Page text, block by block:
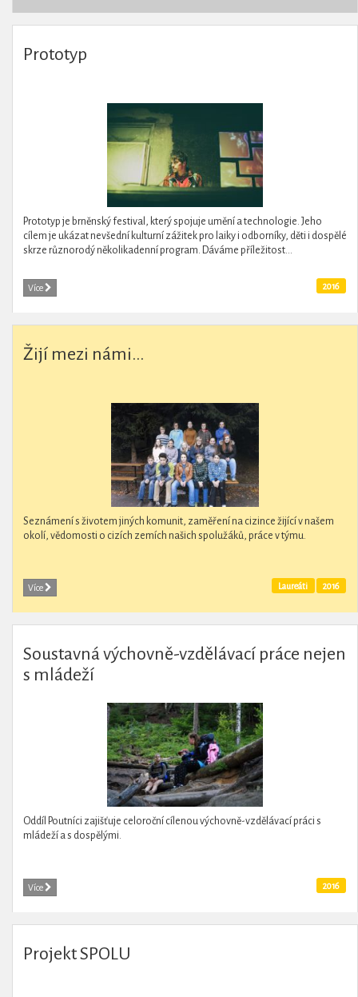
Prototyp
Prototyp je brněnský festival, který spojuje umění a technologie. Jeho
cílem je ukázat nevšední kulturní zážitek pro laiky i odborníky, děti i dospělé
skrze různorodý několikadenní program. Dáváme příležitost...
Více 2016
Žijí mezi námi...
Seznámení s životem jiných komunit, zaměření na cizince žijící v našem
okolí, vědomosti o cizích zemích našich spolužáků, práce v týmu.
Více 2016
Laureáti
Soustavná výchovně-vzdělávací práce nejen
s mládeží
Oddíl Poutníci zajišťuje celoroční cílenou výchovně-vzdělávací práci s
mládeží a s dospělými.
Více 2016
Projekt SPOLU